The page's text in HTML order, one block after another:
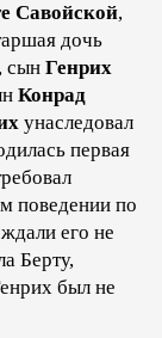
Савойской,
дочь
сын Генрих
Конрад
унаследовал
первая
поведении по
его не
Берту,
был не